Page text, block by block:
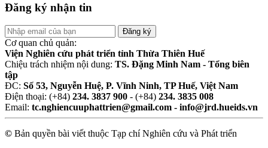
Đăng ký nhận tin
Cơ quan chủ quản:
Viện Nghiên cứu phát triển tỉnh Thừa Thiên Huế
Chiệu trách nhiệm nội dung: TS. Đặng Minh Nam - Tổng biên
tập
ĐC: Số 53, Nguyễn Huệ, P. Vĩnh Ninh, TP Huế, Việt Nam
Điện thoại: (+84) 234. 3837 900 - (+84) 234. 3835 008
Email: tc.nghiencuuphattrien@gmail.com - info@jrd.hueids.vn
© Bản quyền bài viết thuộc Tạp chí Nghiên cứu và Phát triển